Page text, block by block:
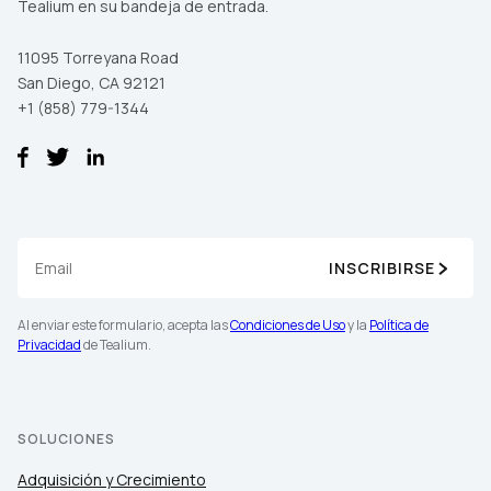
Tealium en su bandeja de entrada.
11095 Torreyana Road
San Diego, CA 92121
+1 (858) 779-1344
INSCRIBIRSE
Al enviar este formulario, acepta lasCondiciones de Usoy la Política de
Privacidadde Tealium.
SOLUCIONES
Adquisición y Crecimiento